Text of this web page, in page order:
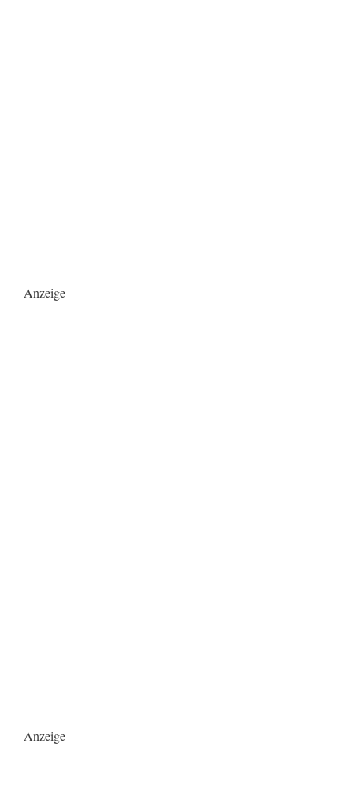
Anzeige
Anzeige